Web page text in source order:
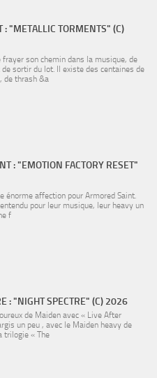
: "METALLIC TORMENTS" (C)
frayer son chemin dans la musique, de
sortir du lot. Il existe des centaines de
de thrash &a
: "EMOTION FACTORY RESET"
énorme affection pour Armored Saint.
pour leur musique, leur heavy un
f
: "NIGHT SPECTRE" (C) 2026
de Maiden avec « Live After
un peu , avec le Maiden heavy de
trilogie « The